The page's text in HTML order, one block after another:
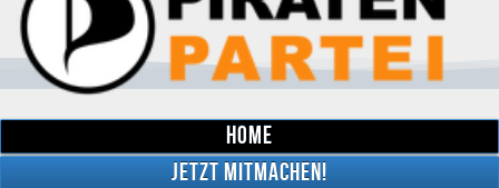
Home
Jetzt mitmachen!